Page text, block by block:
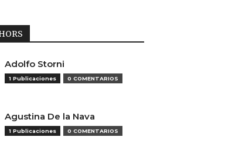
Adolfo Storni
1 Publicaciones 0 COMENTARIOS
Agustina De la Nava
1 Publicaciones 0 COMENTARIOS